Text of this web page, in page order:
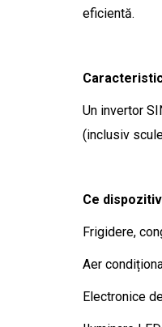
eficientă.
Un invertor
(inclusiv
Ce
Frigidere,
Aer
Electronice